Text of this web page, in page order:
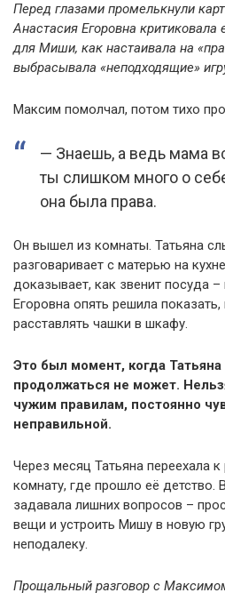
Перед глазами промелькнули
Анастасия Егоровна критиковала
для Миши, как настаивала на
выбрасывала «неподходящие»
Максим помолчал, потом тихо
— Знаешь, а ведь мама
ты слишком много о
она была права.
Он вышел из комнаты. Татьяна
разговаривает с матерью на
доказывает, как звенит посуда –
Егоровна опять решила показать,
расставлять чашки в шкафу.
Это был момент, когда
продолжаться не может.
чужим правилам, постоянно
неправильной.
Через месяц Татьяна переехала
комнату, где прошло её детство.
задавала лишних вопросов –
вещи и устроить Мишу в новую
неподалеку.
Прощальный разговор с